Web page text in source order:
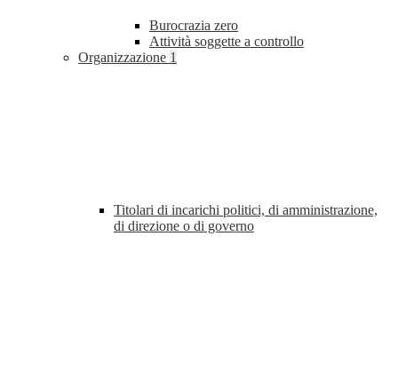
Burocrazia zero
Attività soggette a controllo
Organizzazione 1
Titolari di incarichi politici, di amministrazione,
di direzione o di governo